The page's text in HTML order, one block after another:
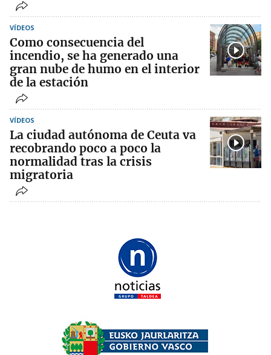
VÍDEOS
Como consecuencia del
incendio, se ha generado una
gran nube de humo en el interior
de la estación
VÍDEOS
La ciudad autónoma de Ceuta va
recobrando poco a poco la
normalidad tras la crisis
migratoria